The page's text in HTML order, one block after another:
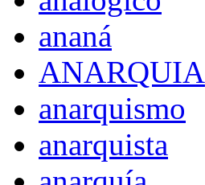
ananá
ANARQUIA
anarquismo
anarquista